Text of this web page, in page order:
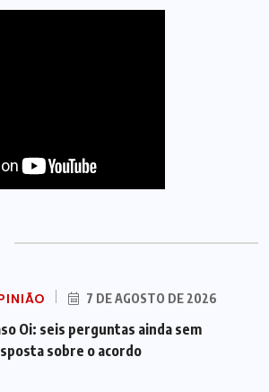
7 DE AGOSTO DE 2026
Oi: seis perguntas ainda sem
sobre o acordo